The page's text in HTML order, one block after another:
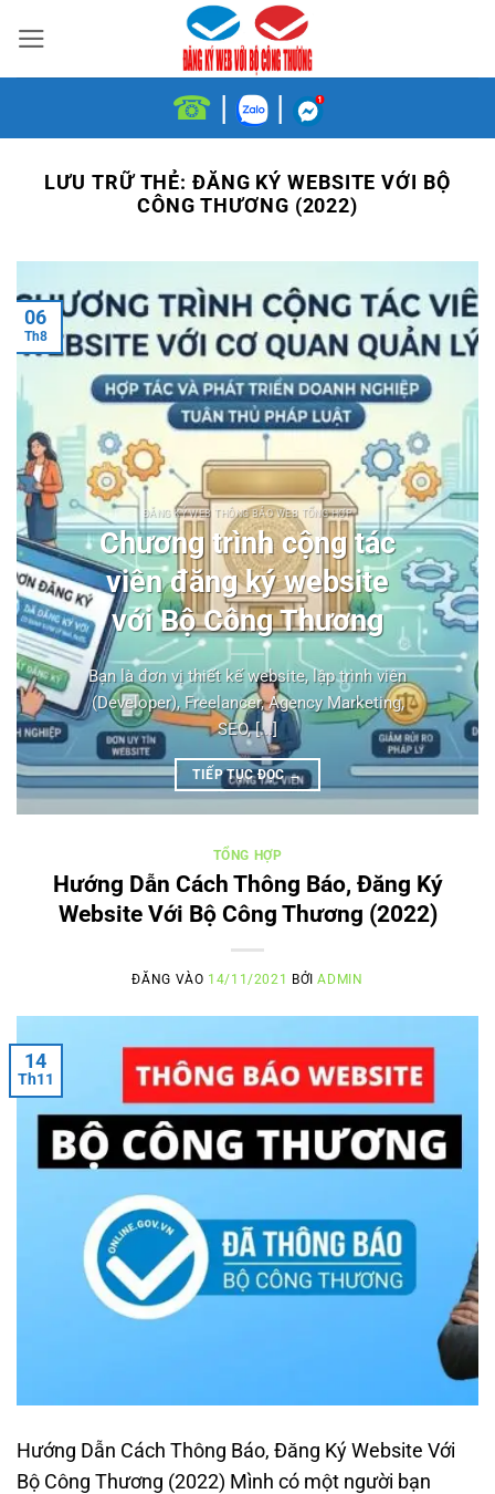
qua
nội
☎ | |
LƯU TRỮ THẺ: ĐĂNG KÝ WEBSITE VỚI BỘ
CÔNG THƯƠNG (2022)
ĐĂNG KÝ WEB THÔNG BÁO WEB TỔNG HỢP
Chương trình cộng tác
viên đăng ký website
với Bộ Công Thương
Bạn là đơn vị thiết kế website, lập trình viên
(Developer), Freelancer, Agency Marketing,
SEO, [...]
TIẾP TỤC ĐỌC→
06
Th8
TỔNG HỢP
Hướng Dẫn Cách Thông Báo, Đăng Ký
Website Với Bộ Công Thương (2022)
ĐĂNG VÀO 14/11/2021 BỞIADMIN
14
Th11
Hướng Dẫn Cách Thông Báo, Đăng Ký Website Với
Bộ Công Thương (2022) Mình có một người bạn